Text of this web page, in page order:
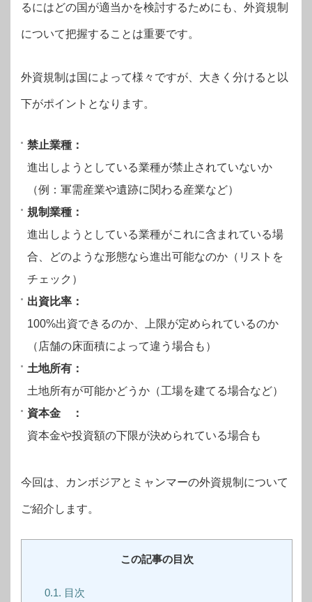
るにはどの国が適当かを検討するためにも、外資規制
について把握することは重要です。
外資規制は国によって様々ですが、大きく分けると以
下がポイントとなります。
禁止業種：
進出しようとしている業種が禁止されていないか
（例：軍需産業や遺跡に関わる産業など）
規制業種：
進出しようとしている業種がこれに含まれている場
合、どのような形態なら進出可能なのか（リストを
チェック）
出資比率：
100%出資できるのか、上限が定められているのか
（店舗の床面積によって違う場合も）
土地所有：
土地所有が可能かどうか（工場を建てる場合など）
資本金 ：
資本金や投資額の下限が決められている場合も
今回は、カンボジアとミャンマーの外資規制について
ご紹介します。
この記事の目次
0.1. 目次